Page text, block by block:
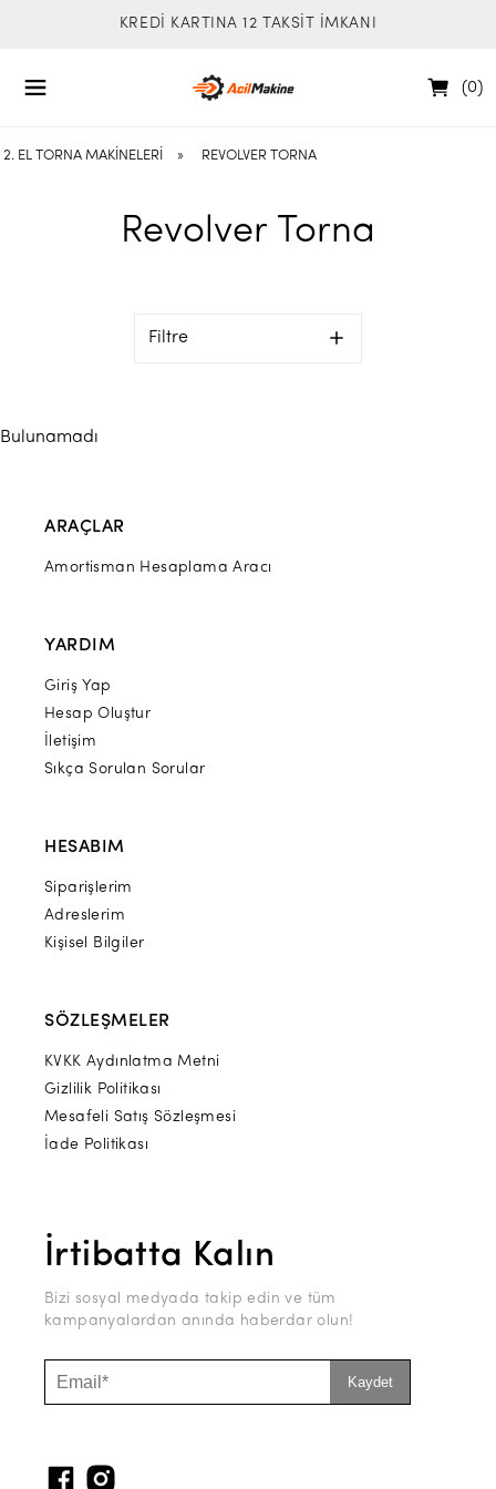
KREDİ KARTINA 12 TAKSİT İMKANI
(0)
2. EL TORNA MAKINELERI » REVOLVER TORNA
Revolver Torna
Filtre
Bulunamadı
ARAÇLAR
Amortisman Hesaplama Aracı
YARDIM
Giriş Yap
Hesap Oluştur
İletişim
Sıkça Sorulan Sorular
HESABIM
Siparişlerim
Adreslerim
Kişisel Bilgiler
SÖZLEŞMELER
KVKK Aydınlatma Metni
Gizlilik Politikası
Mesafeli Satış Sözleşmesi
İade Politikası
İrtibatta Kalın
Bizi sosyal medyada takip edin ve tüm
kampanyalardan anında haberdar olun!
Kaydet